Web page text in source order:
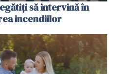
să intervină în
incendiilor